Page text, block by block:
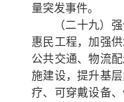
量突发事件。
（二十九）
惠民工程，加强
公共交通、物流
施建设，提升基
疗、可穿戴设备